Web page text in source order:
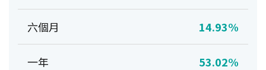
六個月 14.93%
一年 53.02%